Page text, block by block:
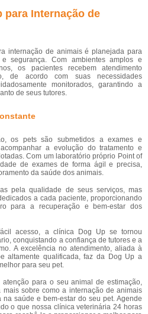
para Internação de
internação de animais é planejada para
segurança. Com ambientes amplos e
os pacientes recebem atendimento
de acordo com suas necessidades
monitorados, garantindo a
de seus tutores.
os pets são submetidos a exames e
a evolução do tratamento e
Com um laboratório próprio Point of
de exames de forma ágil e precisa,
da saúde dos animais.
pela qualidade de seus serviços, mas
a cada paciente, proporcionando
para a recuperação e bem-estar dos
acesso, a clínica Dog Up se tornou
conquistando a confiança de tutores e a
A excelência no atendimento, aliada à
altamente qualificada, faz da Dog Up a
para seu pet.
para o seu animal de estimação,
sobre como a internação de animais
saúde e bem-estar do seu pet. Agende
o que nossa clínica veterinária 24 horas